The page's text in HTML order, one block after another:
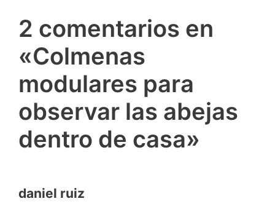
2 comentarios en
«Colmenas
modulares para
observar las abejas
dentro de casa»
daniel ruiz